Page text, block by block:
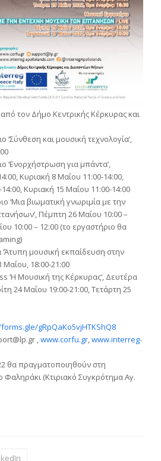
τον Δήμο Κεντρικής Κέρκυρας και
‘Σύνθεση και μουσική τεχνολογία’,
‘Ενορχήστρωση για μπάντα’,
Κυριακή 8 Μαΐου 11:00-14:00,
Κυριακή 15 Μαΐου 11:00-14:00
‘Μια βιωματική γνωριμία με την
Πέμπτη 26 Μαΐου 10:00 –
10:00 – 12:00 (το εργαστήριο θα
μουσική εκπαίδευση στην
18:00-21:00
‘Η Μουσική της Κέρκυρας’, Δευτέρα
24 Μαΐου 19:00-21:00, Τετάρτη 25
gRpQaKo5vjHTKShQ8
,www.corfu.gr,www.interreg-
θα πραγματοποιηθούν στη
Φαληράκι (Κτιριακό Συγκρότημα Αγ.